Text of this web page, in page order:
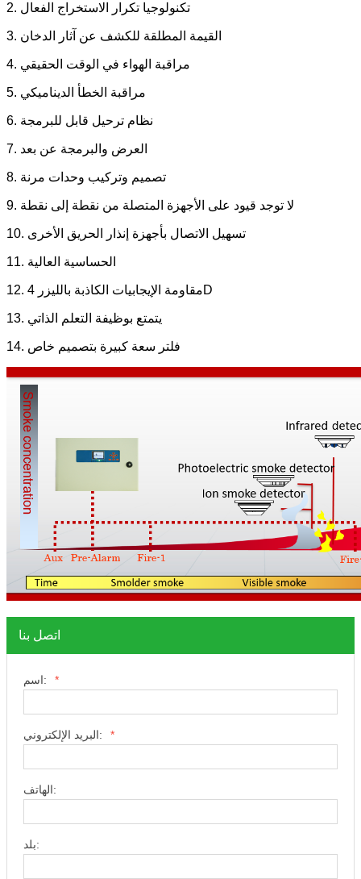
2. تكنولوجيا تكرار الاستخراج الفعال
3. القيمة المطلقة للكشف عن آثار الدخان
4. مراقبة الهواء في الوقت الحقيقي
5. مراقبة الخطأ الديناميكي
6. نظام ترحيل قابل للبرمجة
7. العرض والبرمجة عن بعد
8. تصميم وتركيب وحدات مرنة
9. لا توجد قيود على الأجهزة المتصلة من نقطة إلى نقطة
10. تسهيل الاتصال بأجهزة إنذار الحريق الأخرى
11. الحساسية العالية
12. مقاومة الإيجابيات الكاذبة بالليزر 4D
13. يتمتع بوظيفة التعلم الذاتي
14. فلتر سعة كبيرة بتصميم خاص
اتصل بنا
اسم: *
البريد الإلكتروني: *
الهاتف:
بلد: